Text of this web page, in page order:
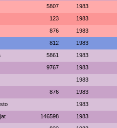
5807 1983
123 1983
876 1983
812 1983
5861 1983
9767 1983
1983
876 1983
1983
146598 1983